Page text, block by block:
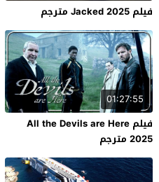
فيلم Jacked 2025 مترجم
01:27:55
فيلم All the Devils are Here
2025 مترجم